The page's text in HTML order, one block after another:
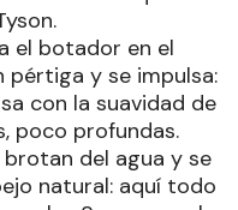
el botador en el
y se impulsa:
con la suavidad de
poco profundas.
del agua y se
natural: aquí todo